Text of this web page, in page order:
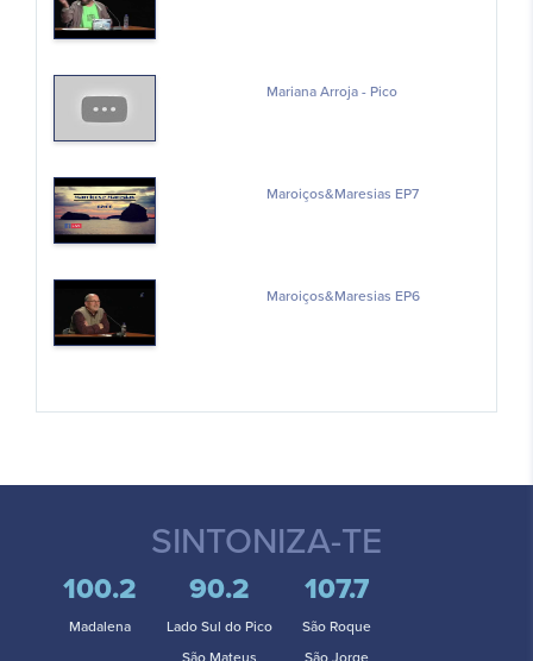
Mariana Arroja - Pico
Maroiços&Maresias EP7
Maroiços&Maresias EP6
SINTONIZA-TE
100.2
Madalena
90.2
Lado Sul do Pico
107.7
São Roque